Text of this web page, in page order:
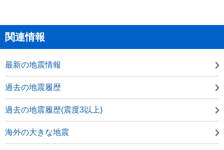
関連情報
最新の地震情報
過去の地震履歴
過去の地震履歴(震度3以上)
海外の大きな地震